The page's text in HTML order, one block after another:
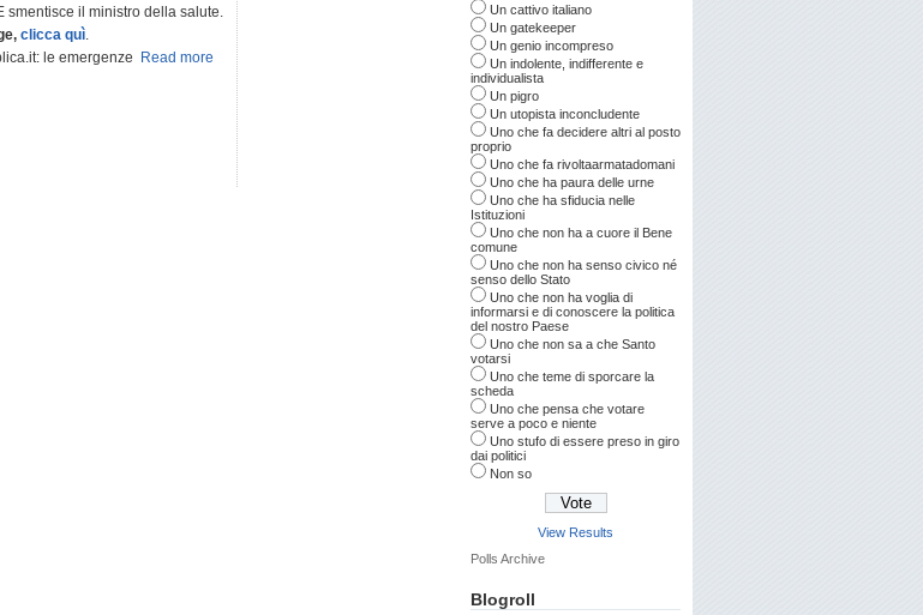
smentisce il ministro della salute.
clicca quì.
le emergenze
Read more
Un cattivo italiano
Un gatekeeper
Un genio incompreso
Un indolente, indifferente e
individualista
Un pigro
Un utopista inconcludente
Uno che fa decidere altri al posto
proprio
Uno che fa rivoltaarmatadomani
Uno che ha paura delle urne
Uno che ha sfiducia nelle
Istituzioni
Uno che non ha a cuore il Bene
comune
Uno che non ha senso civico né
senso dello Stato
Uno che non ha voglia di
informarsi e di conoscere la politica
del nostro Paese
Uno che non sa a che Santo
votarsi
Uno che teme di sporcare la
scheda
Uno che pensa che votare
serve a poco e niente
Uno stufo di essere preso in giro
dai politici
Non so
View Results
Polls Archive
Blogroll